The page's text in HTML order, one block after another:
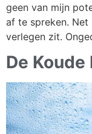
geen van mijn
af te spreken.
verlegen zit.
De Koude